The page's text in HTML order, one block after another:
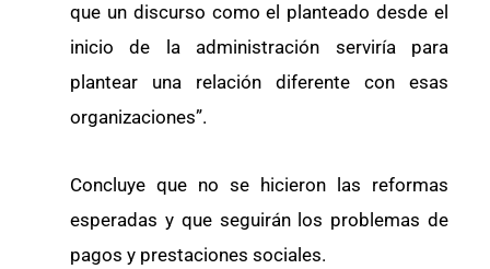
que un discurso como el planteado desde el
inicio de la administración serviría para
plantear una relación diferente con esas
organizaciones”.
Concluye que no se hicieron las reformas
esperadas y que seguirán los problemas de
pagos y prestaciones sociales.